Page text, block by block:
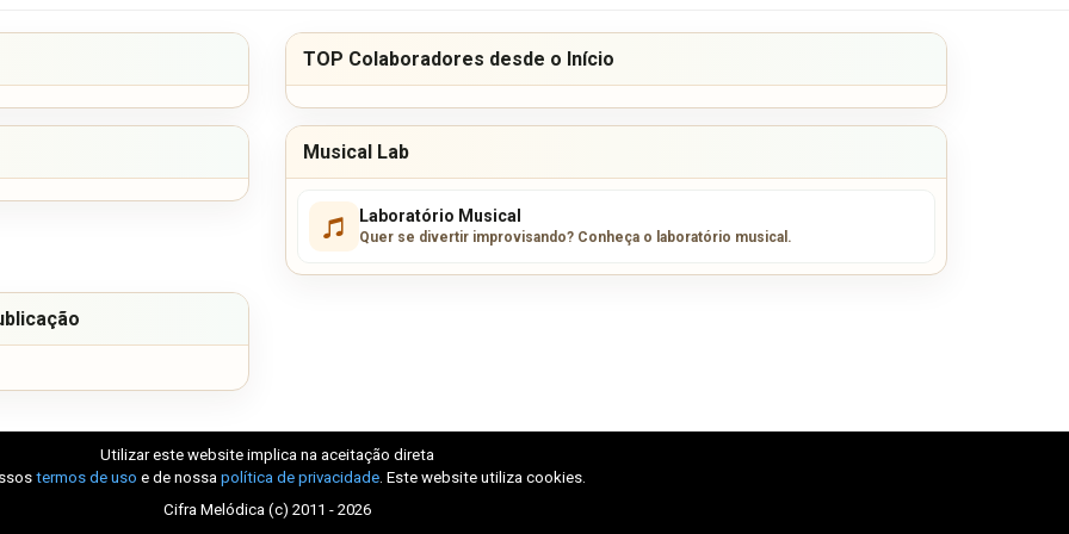
TOP Colaboradores desde o Início
Musical Lab
Laboratório Musical
Quer se divertir improvisando? Conheça o laboratório musical.
Utilizar este website implica na aceitação direta
termos de uso e de nossa política de privacidade . Este website utiliza cookies.
Cifra Melódica (c) 2011 - 2026